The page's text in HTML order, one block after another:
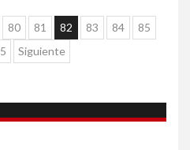
80 81 82 83 84
85
Siguiente
por lechuga